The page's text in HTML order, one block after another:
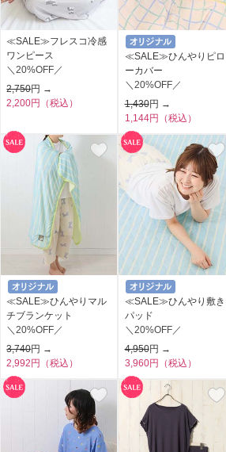
≪SALE≫フレスコ冷感
ワンピース
＼20%OFF／
2,750円 →
2,200円（税込）
≪SALE≫ひんやりピロ
ーカバー
＼20%OFF／
1,430円 →
1,144円（税込）
≪SALE≫ひんやりマル
チブランケット
＼20%OFF／
3,740円 →
2,992円（税込）
≪SALE≫ひんやり敷き
パッド
＼20%OFF／
4,950円 →
3,960円（税込）